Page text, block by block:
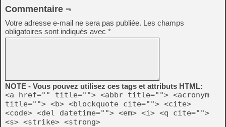
Commentaire ¬
Votre adresse e-mail ne sera pas publiée. Les champs
obligatoires sont indiqués avec *
NOTE - Vous pouvez utilisez ces tags et attributs HTML:
<a href="" title=""> <abbr title=""> <acronym
title=""> <b> <blockquote cite=""> <cite>
<code> <del datetime=""> <em> <i> <q cite="">
<s> <strike> <strong>